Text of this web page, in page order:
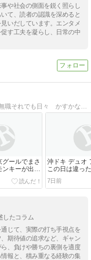
や社会の側面を鋭く照らし
て、読者の認識を深めると
いだしています。エンタメ
す工夫を凝らし、日常の中
グールでまさ
ンキーが出な
沖ドキ デュオ
この日は違っ
7日前
したコラム
じて、実際の打ち手視点を
期待値の追求など、ギャン
、負けや勝ちの裏側を適度
報と、積み重なる経験の集